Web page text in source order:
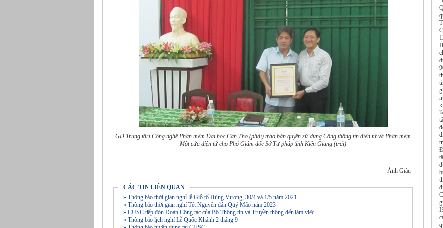
GĐ Trung tâm Công nghệ Phần mềm Đại học Cần Thơ (phải) trao bản quyền sử dụng Cổng thông tin điện tử và Phần mềm
Một cửa điện tử cho Phó Giám đốc Sở Tư pháp tỉnh Kiên Giang (trái)
Ánh Giàu
CÁC TIN LIÊN QUAN
» Thông báo thời gian nghỉ lễ Giỗ tổ Hùng Vương, 30/4 và 1/5 năm 2023
» Thông báo thời gian nghỉ Tết Nguyên đán Quý Mão năm 2023
» CUSC tiếp đón Đoàn Công tác của Bộ Thông tin và Truyền thông đến làm việc
» Thông báo lịch nghỉ Lễ Quốc Khánh 2 tháng 9